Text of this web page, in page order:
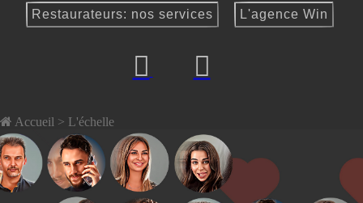
Restaurateurs: nos services L'agence Win
Accueil > L'échelle